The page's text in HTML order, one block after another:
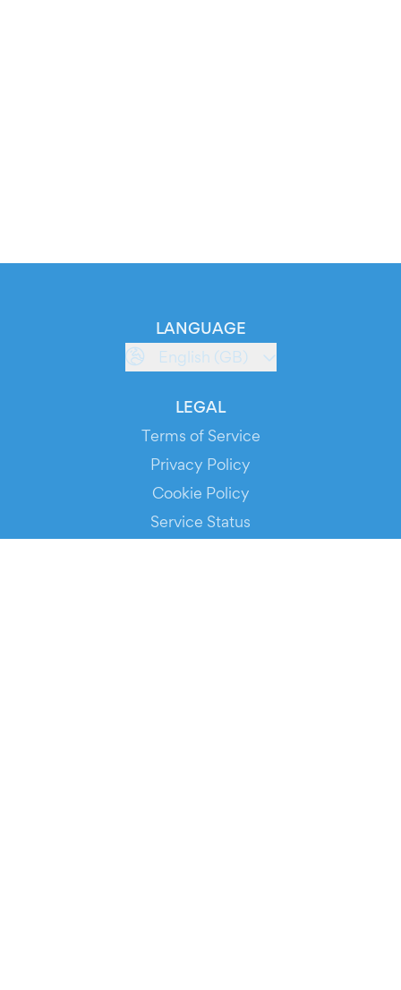
LANGUAGE
English (GB)
LEGAL
Terms of Service
Privacy Policy
Cookie Policy
Service Status